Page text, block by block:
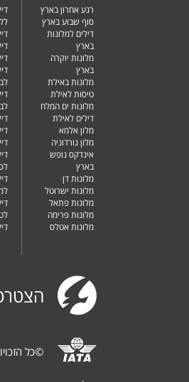
רגע אחרון בארץ
סוף שבוע בארץ
דילים למלונות
בארץ
מלונות יוקרה
בארץ
מלונות באילת
טיסות לאילת
מלונות ים המלח
דילים לאילת
מלון אלמא
מלון גורדוניה
אינדקס נופש
בארץ
מלונות דן
מלונות ישרוטל
מלונות פתאל
מלונות פרימה
מלונות אטלס
©כל